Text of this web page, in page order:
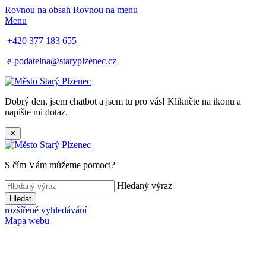
Rovnou na obsah Rovnou na menu
Menu
+420 377 183 655
e-podatelna@staryplzenec.cz
Dobrý den, jsem chatbot a jsem tu pro vás! Klikněte na ikonu a
napište mi dotaz.
✕
S čím Vám můžeme pomoci?
Hledaný výraz
Hledat
rozšířené vyhledávání
Mapa webu